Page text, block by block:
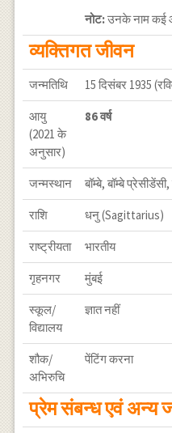
नोट:उनके नाम कई
व्यक्तिगत जीवन
जन्मतिथि 15 दिसंबर 1935
आयु
(2021 के
अनुसार)
86 वर्ष
जन्मस्थान बॉम्बे, बॉम्बे
राशि धनु (Sagittarius)
राष्ट्रीयता भारतीय
गृहनगर मुंबई
स्कूल/
विद्यालय
ज्ञात नहीं
शौक/
अभिरुचि
पेंटिंग करना
प्रेम संबन्ध एवं अन्य